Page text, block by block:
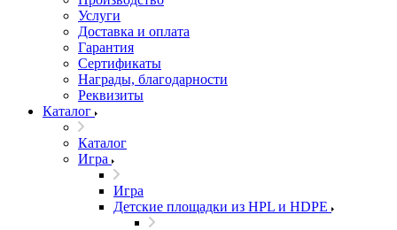
Услуги
Доставка и оплата
Гарантия
Сертификаты
Награды, благодарности
Реквизиты
Каталог
Каталог
Игра
Игра
Детские площадки из HPL и HDPE